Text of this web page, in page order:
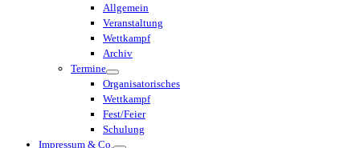
Allgemein
Veranstaltung
Wettkampf
Archiv
Termine
Organisatorisches
Wettkampf
Fest/Feier
Schulung
Impressum & Co.